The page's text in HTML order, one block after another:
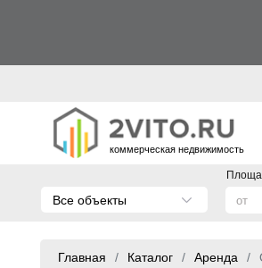
коммерческая недвижимость
Все объекты
Главная Каталог Аренда